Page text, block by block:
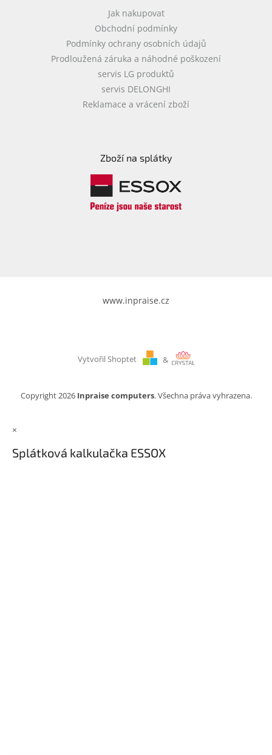
Jak nakupovat
Obchodní podmínky
Podmínky ochrany osobních údajů
Prodloužená záruka a náhodné poškození
servis LG produktů
servis DELONGHI
Reklamace a vrácení zboží
Zboží na splátky
www.inpraise.cz
Vytvořil Shoptet &
Copyright 2026 Inpraise computers. Všechna práva vyhrazena.
×
Splátková kalkulačka ESSOX